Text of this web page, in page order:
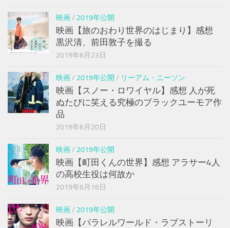
映画/ 2019年公開
映画【旅のおわり世界のはじまり】感想
黒沢清、前田敦子を撮る
2019年6月23日
映画/ 2019年公開 / リーアム・ニーソン
映画【スノー・ロワイヤル】感想 人が死
ぬたびに笑える究極のブラックユーモア作
品
2019年6月20日
映画/ 2019年公開
映画【町田くんの世界】感想 アラサー4人
の高校生役は何故か
2019年6月16日
映画/ 2019年公開
映画【パラレルワールド・ラブストーリ